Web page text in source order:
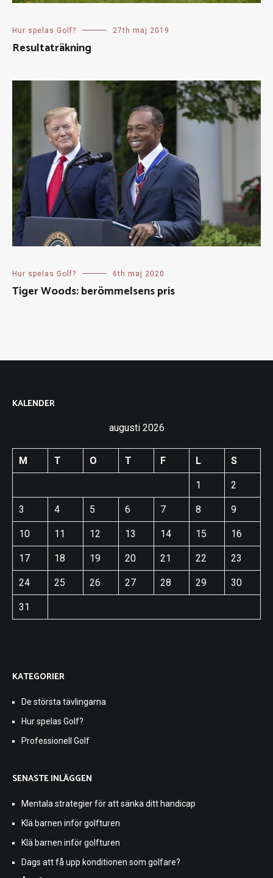
Hur spelas Golf? 27th maj 2019
Resultaträkning
Hur spelas Golf? 6th maj 2020
Tiger Woods: berömmelsens pris
KALENDER
augusti 2026
M T O T F L S
1 2
3 4 5 6 7 8 9
10 11 12 13 14 15 16
17 18 19 20 21 22 23
24 25 26 27 28 29 30
31
KATEGORIER
De största tävlingarna
Hur spelas Golf?
Professionell Golf
SENASTE INLÄGGEN
Mentala strategier för att sänka ditt handicap
Klä barnen inför golfturen
Klä barnen inför golfturen
Dags att få upp konditionen som golfare?